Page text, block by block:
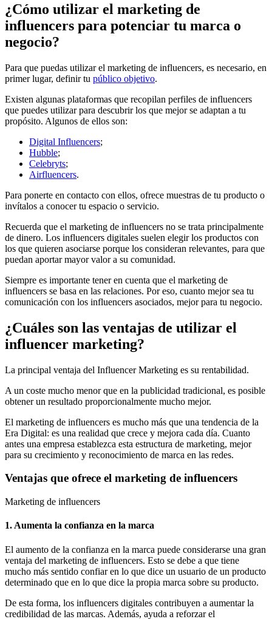
¿Cómo utilizar el marketing de
influencers para potenciar tu marca o
negocio?
Para que puedas utilizar el marketing de influencers, es necesario, en
primer lugar, definir tu público objetivo.
Existen algunas plataformas que recopilan perfiles de influencers
que puedes utilizar para descubrir los que mejor se adaptan a tu
propósito. Algunos de ellos son:
Digital Influencers;
Hubble;
Celebryts;
Airfluencers.
Para ponerte en contacto con ellos, ofrece muestras de tu producto o
invítalos a conocer tu espacio o servicio.
Recuerda que el marketing de influencers no se trata principalmente
de dinero. Los influencers digitales suelen elegir los productos con
los que quieren asociarse porque los consideran relevantes, para que
puedan aportar mayor valor a su comunidad.
Siempre es importante tener en cuenta que el marketing de
influencers se basa en las relaciones. Por eso, cuanto mejor sea tu
comunicación con los influencers asociados, mejor para tu negocio.
¿Cuáles son las ventajas de utilizar el
influencer marketing?
La principal ventaja del Influencer Marketing es su rentabilidad.
A un coste mucho menor que en la publicidad tradicional, es posible
obtener un resultado proporcionalmente mucho mejor.
El marketing de influencers es mucho más que una tendencia de la
Era Digital: es una realidad que crece y mejora cada día. Cuanto
antes una empresa establezca esta estructura de marketing, mejor
para su crecimiento y reconocimiento de marca en las redes.
Ventajas que ofrece el marketing de influencers
Marketing de influencers
1. Aumenta la confianza en la marca
El aumento de la confianza en la marca puede considerarse una gran
ventaja del marketing de influencers. Esto se debe a que tiene
mucho más sentido confiar en lo que dice un usuario de un producto
determinado que en lo que dice la propia marca sobre su producto.
De esta forma, los influencers digitales contribuyen a aumentar la
credibilidad de las marcas. Además, ayuda a reforzar el